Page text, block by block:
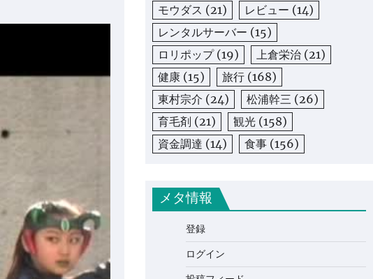
モウダス (21) レビュー (14)
レンタルサーバー (15)
ロリポップ(19) 上倉栄治 (21)
健康 (15) 旅行 (168)
東村宗介 (24) 松浦幹三 (26)
育毛剤 (21) 観光 (158)
資金調達 (14) 食事 (156)
メタ情報
登録
ログイン